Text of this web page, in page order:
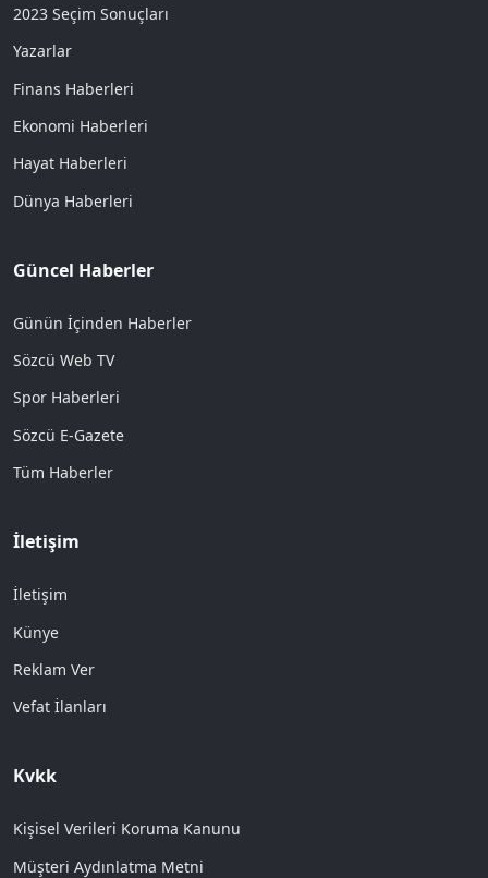
2023 Seçim Sonuçları
Yazarlar
Finans Haberleri
Ekonomi Haberleri
Hayat Haberleri
Dünya Haberleri
Güncel Haberler
Günün İçinden Haberler
Sözcü Web TV
Spor Haberleri
Sözcü E-Gazete
Tüm Haberler
İletişim
İletişim
Künye
Reklam Ver
Vefat İlanları
Kvkk
Kişisel Verileri Koruma Kanunu
Müşteri Aydınlatma Metni